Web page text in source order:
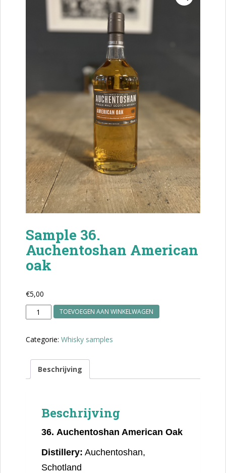
Sample 36.
Auchentoshan American
oak
€5,00
Sample
36.
American
aantal
TOEVOEGEN AAN WINKELWAGEN
Categorie: Whisky samples
Beschrijving
Beschrijving
36. Auchentoshan American Oak
Distillery: Auchentoshan,
Schotland